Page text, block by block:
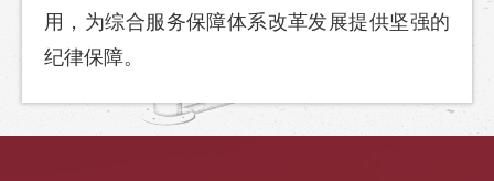
用，为综合服务保障体系改革发展提供坚强的
纪律保障。